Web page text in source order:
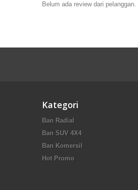
Belum ada review dari pelanggan.
Kategori
Ban Radial
Ban SUV 4X4
Ban Komersil
Hot Promo